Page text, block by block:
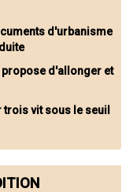
d'urbanisme
d'allonger et
vit sous le seuil